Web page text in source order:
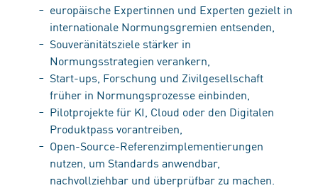
europäische Expertinnen und Experten gezielt in
internationale Normungsgremien entsenden,
Souveränitätsziele stärker in
Normungsstrategien verankern,
Start-ups, Forschung und Zivilgesellschaft
früher in Normungsprozesse einbinden,
Pilotprojekte für KI, Cloud oder den Digitalen
Produktpass vorantreiben,
Open-Source-Referenzimplementierungen
nutzen, um Standards anwendbar,
nachvollziehbar und überprüfbar zu machen.